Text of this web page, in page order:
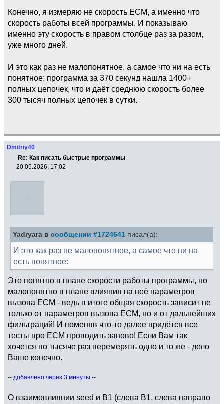
Конечно, я измеряю не скорость ECM, а именно что
скорость работы всей программы. И показываю
именно эту скорость в правом столбце раз за разом,
уже много дней.
И это как раз не малопонятное, а самое что ни на есть
понятное: программа за 370 секунд нашла 1400+
полных цепочек, что и даёт среднюю скорость более
300 тысяч полных цепочек в сутки.
Dmitriy40
Re: Как писать быстрые программы
20.05.2026, 17:02
Yadryara в сообщении #1724641 писал(а):
И это как раз не малопонятное, а самое что ни на
есть понятное:
Это понятно в плане скорости работы программы, но
малопонятно в плане влияния на неё параметров
вызова ECM - ведь в итоге общая скорость зависит не
только от параметров вызова ECM, но и от дальнейших
фильтраций! И поменяв что-то далее придётся все
тесты про ECM проводить заново! Если Вам так
хочется по тысяче раз перемерять одно и то же - дело
Ваше конечно.
-- добавлено через 3 минуты --
О взаимовлиянии seed и B1 (слева B1, слева направо